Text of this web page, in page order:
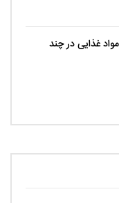
غذایی در چند